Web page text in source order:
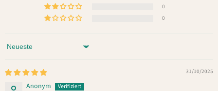
0
0
Sort by
31/10/2025
Anonym